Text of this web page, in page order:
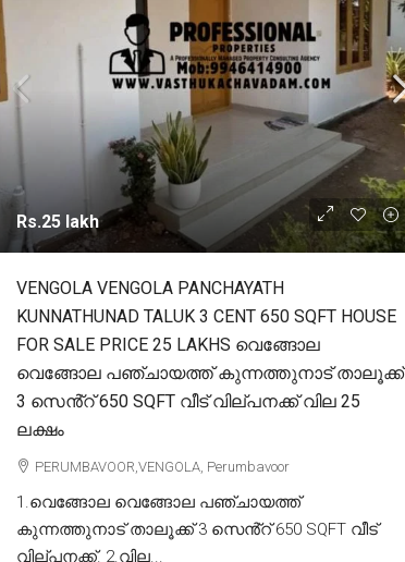
Rs.25 lakh
VENGOLA VENGOLA PANCHAYATH
KUNNATHUNAD TALUK 3 CENT 650 SQFT HOUSE
FOR SALE PRICE 25 LAKHS വെങ്ങോല
വെങ്ങോല പഞ്ചായത്ത് കുന്നത്തുനാട് താലൂക്ക്
3 സെൻ്റ് 650 SQFT വീട് വില്പനക്ക് വില 25
ലക്ഷം
PERUMBAVOOR,VENGOLA, Perumbavoor
1.വെങ്ങോല വെങ്ങോല പഞ്ചായത്ത്
കുന്നത്തുനാട് താലൂക്ക് 3 സെൻ്റ് 650 SQFT വീട്
വില്പനക്ക്. 2.വില...